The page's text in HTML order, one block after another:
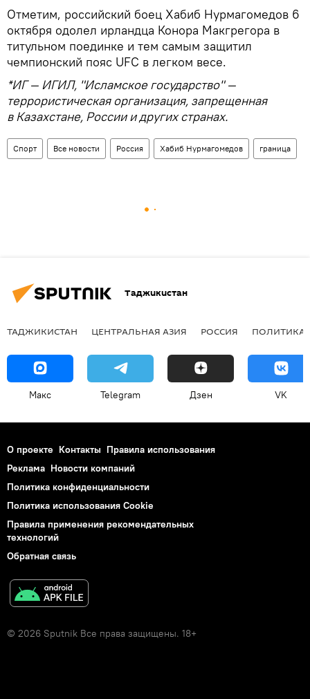
Отметим, российский боец Хабиб Нурмагомедов 6
октября одолел ирландца Конора Макгрегора в
титульном поединке и тем самым защитил
чемпионский пояс UFC в легком весе.
*ИГ — ИГИЛ, "Исламское государство" —
террористическая организация, запрещенная
в Казахстане, России и других странах.
Спорт Все новости Россия Хабиб Нурмагомедов граница
Таджикистан
ТАДЖИКИСТАН ЦЕНТРАЛЬНАЯ АЗИЯ РОССИЯ ПОЛИТИКА
Макс Telegram Дзен VK
О проекте Контакты Правила использования
Реклама Новости компаний
Политика конфиденциальности
Политика использования Cookie
Правила применения рекомендательных
технологий
Обратная связь
© 2026 Sputnik Все права защищены. 18+